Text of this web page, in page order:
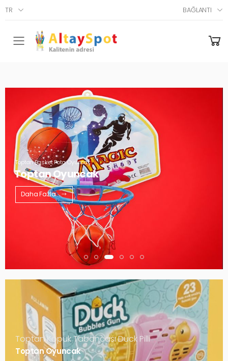
TR BAĞLANTI
Menü
Toptan Basket Pota Oyuncak
Toptan Oyuncak
Daha Fazla
Toptan Köpük Tabancası Duck Pilli
Toptan Oyuncak